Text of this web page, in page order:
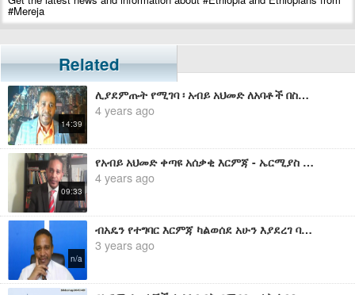
#Mereja
Mereja presents Ethiopian news, Ethiopian music, sports, arts, and
entertainmentRelated
14:39
ሊያደምጡት የሚገባ ፡ አብይ አህመድ ለአባቶች በስልጠና ሽፋን ምን ሊያስተምራቸው ነበር? - ኤርሚያስ ለገሰ
4 years ago
09:33
የአብይ አህመድ ቀጣዩ አሰቃቂ እርምጃ - ኤርሚያስ ለገሰ
4 years ago
n/a
ብአዴን የተግባር እርምጃ ካልወሰደ አሁን እያደረገ ባለው ነገር ላምነው አልችልም - ኤርሚያስ ለገሰ
3 years ago